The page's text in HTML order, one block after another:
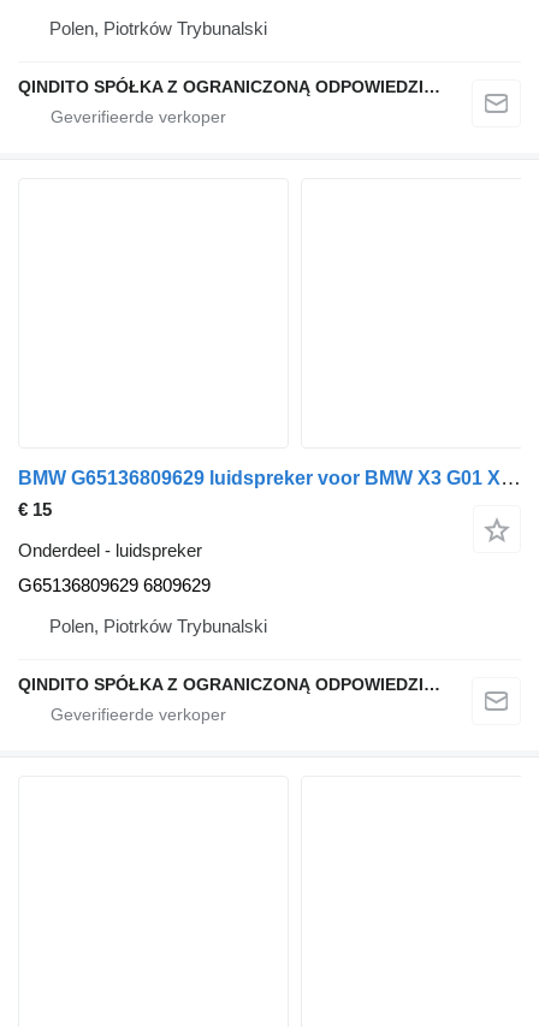
Polen, Piotrków Trybunalski
QINDITO SPÓŁKA Z OGRANICZONĄ ODPOWIEDZIALNOŚCIĄ
BMW G65136809629 luidspreker voor BMW X3 G01 X4 G02 auto
€ 15
Onderdeel - luidspreker
G65136809629 6809629
Polen, Piotrków Trybunalski
QINDITO SPÓŁKA Z OGRANICZONĄ ODPOWIEDZIALNOŚCIĄ